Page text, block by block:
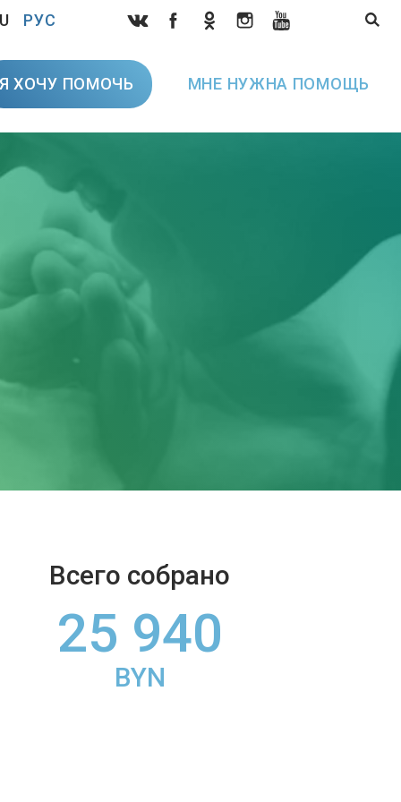
РУС
Я ХОЧУ ПОМОЧЬ МНЕ НУЖНА ПОМОЩЬ
Всего собрано
25 940
BYN